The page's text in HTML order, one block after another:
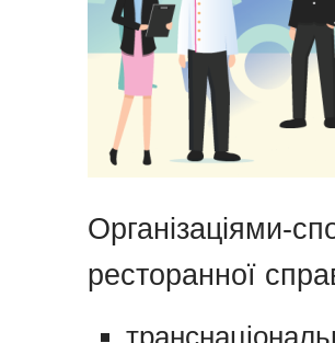
Організаціями-
ресторанної